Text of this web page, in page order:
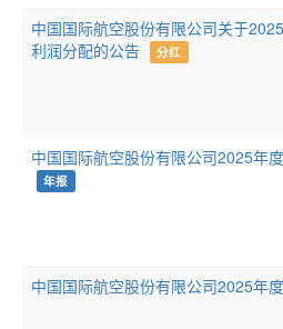
中国国际航空股份有限公司关于
利润分配的公告
分红
中国国际航空股份有限公司2025年
年报
中国国际航空股份有限公司2025年